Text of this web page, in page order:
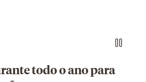
todo o ano para